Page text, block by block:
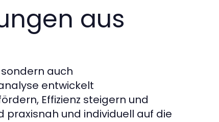
aus
auch
entwickelt
Effizienz steigern und
praxisnah und individuell auf die